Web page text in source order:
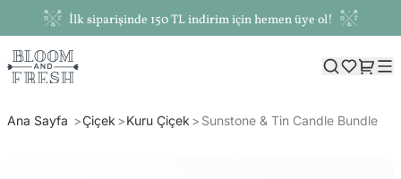
İlk siparişinde 150 TL indirim için hemen üye ol!
Ana Sayfa Çiçek Kuru Çiçek Sunstone & Tin Candle Bundle